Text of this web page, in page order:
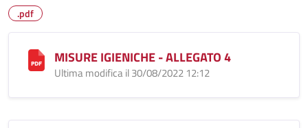
.pdf
MISURE IGIENICHE - ALLEGATO 4
Ultima modifica il 30/08/2022 12:12